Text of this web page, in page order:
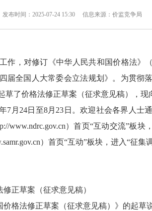
发布时间：2025-07-24 15:30 信息来源：价监竞争局
作，对修订《中华人民共和国价格法》
届全国人大常委会立法规划》。为贯彻
了价格法修正草案（征求意见稿），现
7月24日至8月23日。欢迎社会各界人士
www.ndrc.gov.cn）首页“互动交流”板块
）首页“互动”板块，进入“征集
正草案（征求意见稿）
修正草案（征求意见稿）》的起草